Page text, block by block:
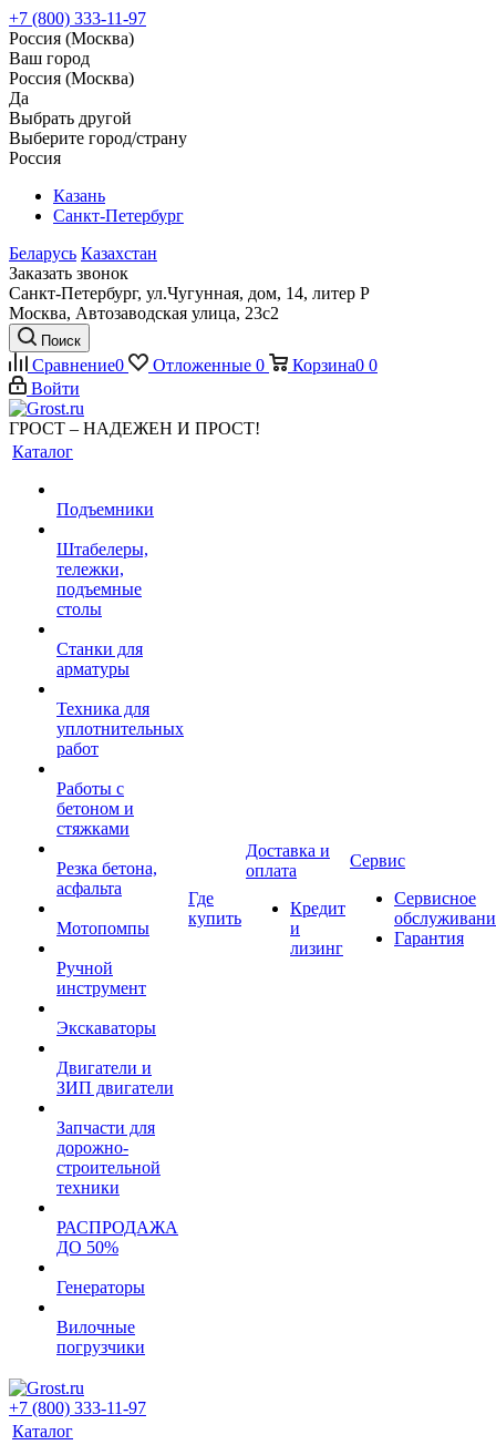
+7 (800) 333-11-97
Россия (Москва)
Ваш город
Россия (Москва)
Да
Выбрать другой
Выберите город/страну
Россия
Казань
Санкт-Петербург
Беларусь Казахстан
Заказать звонок
Санкт-Петербург, ул.Чугунная, дом, 14, литер Р
Москва, Автозаводская улица, 23с2
Поиск
Сравнение0 Отложенные 0 Корзина0 0
Войти
ГРОСТ – НАДЕЖЕН И ПРОСТ!
Каталог
Подъемники
Штабелеры,
тележки,
подъемные
столы
Станки для
арматуры
Техника для
уплотнительных
работ
Работы с
бетоном и
стяжками
Резка бетона,
асфальта
Мотопомпы
Ручной
инструмент
Экскаваторы
Двигатели и
ЗИП двигатели
Запчасти для
дорожно-
строительной
техники
РАСПРОДАЖА
ДО 50%
Генераторы
Вилочные
погрузчики
Где
купить
Доставка и
оплата
Кредит
и
лизинг
Сервис
Сервисное
Гарантия
+7 (800) 333-11-97
Каталог